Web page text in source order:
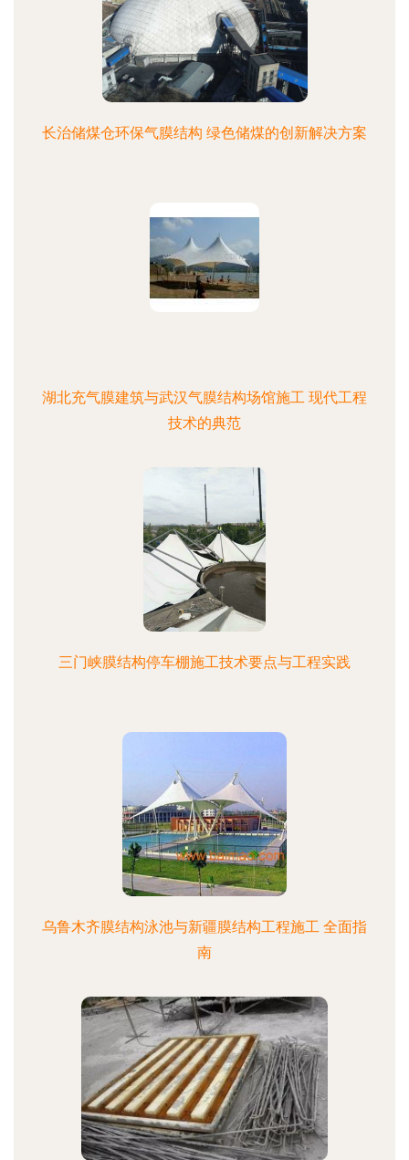
长治储煤仓环保气膜结构 绿色储煤的创新解决方案
湖北充气膜建筑与武汉气膜结构场馆施工 现代工程
技术的典范
三门峡膜结构停车棚施工技术要点与工程实践
乌鲁木齐膜结构泳池与新疆膜结构工程施工 全面指
南